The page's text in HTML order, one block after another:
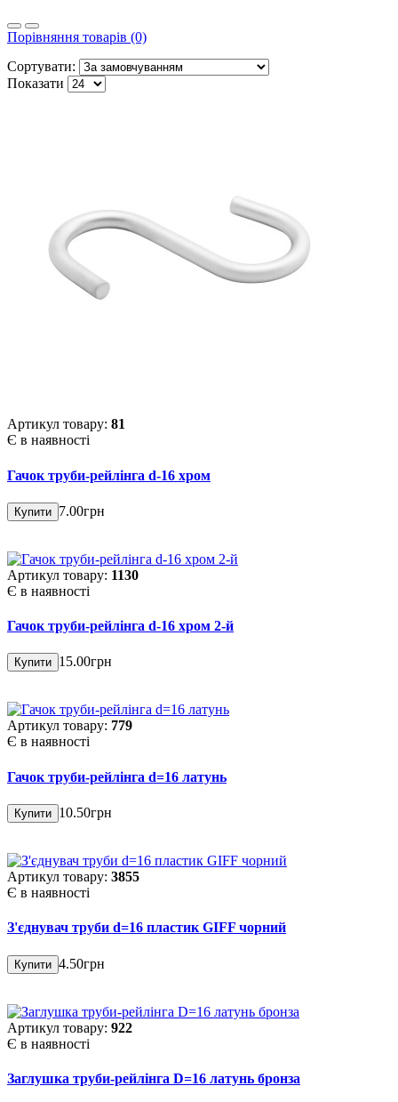
Порівняння товарів (0)
Сортувати:
Показати
Артикул товару: 81
Є в наявності
Гачок труби-рейлінга d-16 хром
Купити 7.00грн
Артикул товару: 1130
Є в наявності
Гачок труби-рейлінга d-16 хром 2-й
Купити 15.00грн
Артикул товару: 779
Є в наявності
Гачок труби-рейлінга d=16 латунь
Купити 10.50грн
Артикул товару: 3855
Є в наявності
З'єднувач труби d=16 пластик GIFF чорний
Купити 4.50грн
Артикул товару: 922
Є в наявності
Заглушка труби-рейлінга D=16 латунь бронза